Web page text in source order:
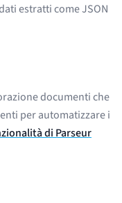
estratti come JSON
documenti che
per automatizzare i
di Parseur